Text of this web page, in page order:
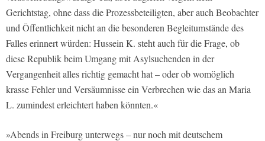
Gerichtstag, ohne dass die Prozessbeteiligten, aber auch Beobachter
und Öffentlichkeit nicht an die besonderen Begleitumstände des
Falles erinnert würden: Hussein K. steht auch für die Frage, ob
diese Republik beim Umgang mit Asylsuchenden in der
Vergangenheit alles richtig gemacht hat – oder ob womöglich
krasse Fehler und Versäumnisse ein Verbrechen wie das an Maria
L. zumindest erleichtert haben könnten.«
»Abends in Freiburg unterwegs – nur noch mit deutschem